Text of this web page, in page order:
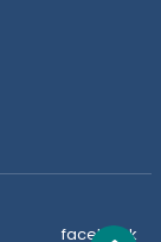
facebook